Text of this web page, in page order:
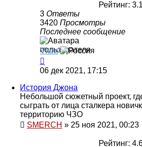
Рейтинг:
3 Ответы
3420 Просмотры
Последнее сообщение
Viten
06 дек 2021, 17:15
История Джона
Небольшой сюжетный проект,
сыграть от лица сталкера
территорию ЧЗО
SMERCH » 25 ноя 2021, 00:23
Рейтинг: